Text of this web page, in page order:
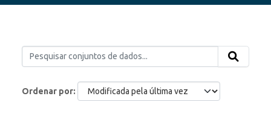
Ordenar por